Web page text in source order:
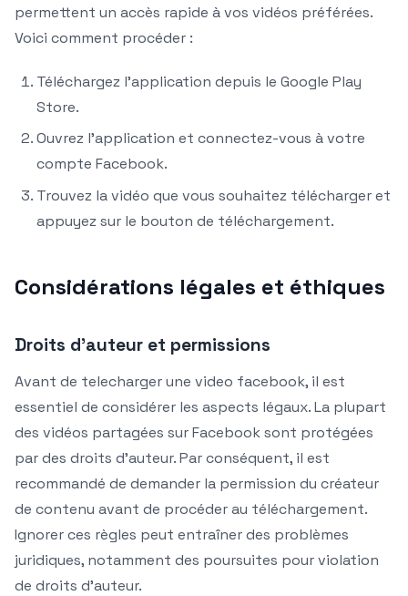
permettent un accès rapide à vos vidéos préférées.
Voici comment procéder :
Téléchargez l’application depuis le Google Play
Store.
Ouvrez l’application et connectez-vous à votre
compte Facebook.
Trouvez la vidéo que vous souhaitez télécharger et
appuyez sur le bouton de téléchargement.
Considérations légales et éthiques
Droits d’auteur et permissions
Avant de telecharger une video facebook, il est
essentiel de considérer les aspects légaux. La plupart
des vidéos partagées sur Facebook sont protégées
par des droits d’auteur. Par conséquent, il est
recommandé de demander la permission du créateur
de contenu avant de procéder au téléchargement.
Ignorer ces règles peut entraîner des problèmes
juridiques, notamment des poursuites pour violation
de droits d’auteur.